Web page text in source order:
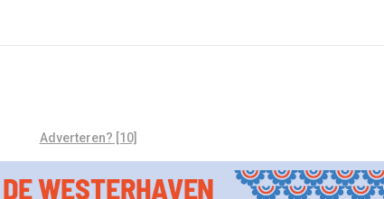
Adverteren? [10]